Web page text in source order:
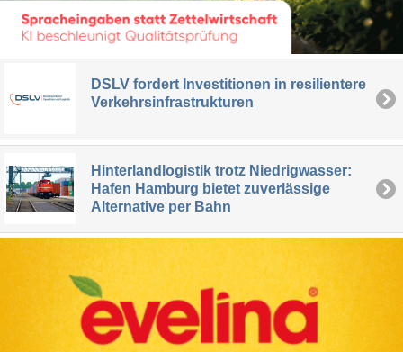
DSLV fordert Investitionen in resilientere
Verkehrsinfrastrukturen
Hinterlandlogistik trotz Niedrigwasser:
Hafen Hamburg bietet zuverlässige
Alternative per Bahn